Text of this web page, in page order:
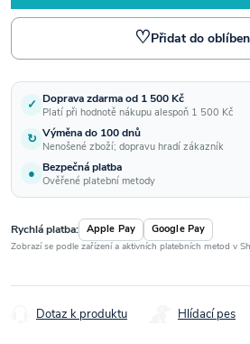
♡Přidat do
✓ Doprava zdarma od 1 500 Kč
Platí při hodnotě nákupu alespoň 1 500 Kč
↻ Výměna do 100 dnů
Nenošené zboží; dopravu hradí zákazník
● Bezpečná platba
Ověřené platební metody
Rychlá platba: Apple Pay Google Pay
Zobrazí se podle zařízení a aktivních platebních metod v
Dotaz k produktu Hlídací pes